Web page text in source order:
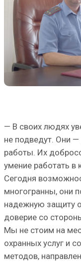
— В своих людях
не подведут. Они
работы. Их
умение работать в
Сегодня
многогранны, они
надежную защиту
доверие со
Мы не стоим на
охранных услуг и
методов,